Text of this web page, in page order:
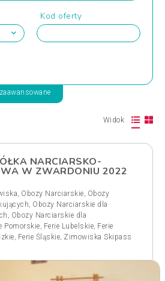
Kod oferty
Widok
NARCIARSKO-
W ZWARDONIU 2022
, Obozy Narciarskie, Obozy
, Obozy Narciarskie dla
, Obozy Narciarskie dla
Pomorskie, Ferie Lubelskie, Ferie
, Ferie Śląskie, Zimowiska Skipass